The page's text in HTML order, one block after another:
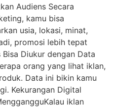
Audiens Secara
kamu bisa
usia, lokasi, minat,
promosi lebih tepat
Diukur dengan Data
orang yang lihat iklan,
Data ini bikin kamu
Kekurangan Digital
iklan